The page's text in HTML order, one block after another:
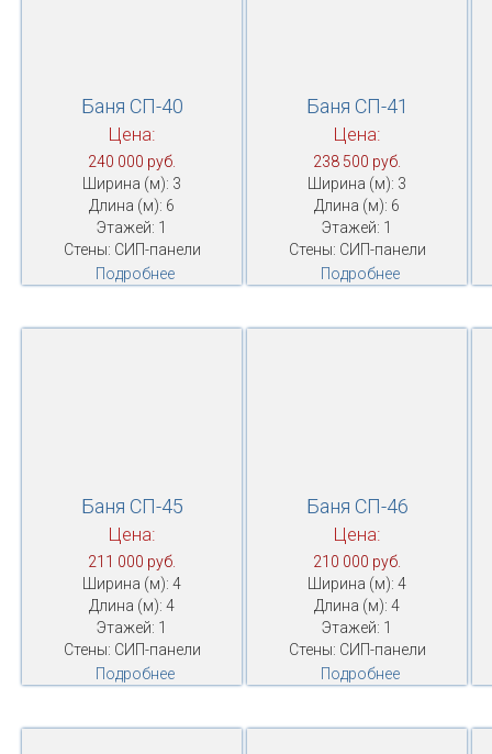
Баня СП-40
Цена:
240 000 руб.
Ширина (м): 3
Длина (м): 6
Этажей: 1
Стены: СИП-панели
Подробнее
Баня СП-41
Цена:
238 500 руб.
Ширина (м): 3
Длина (м): 6
Этажей: 1
Стены: СИП-панели
Подробнее
Баня СП-45
Цена:
211 000 руб.
Ширина (м): 4
Длина (м): 4
Этажей: 1
Стены: СИП-панели
Подробнее
Баня СП-46
Цена:
210 000 руб.
Ширина (м): 4
Длина (м): 4
Этажей: 1
Стены: СИП-панели
Подробнее